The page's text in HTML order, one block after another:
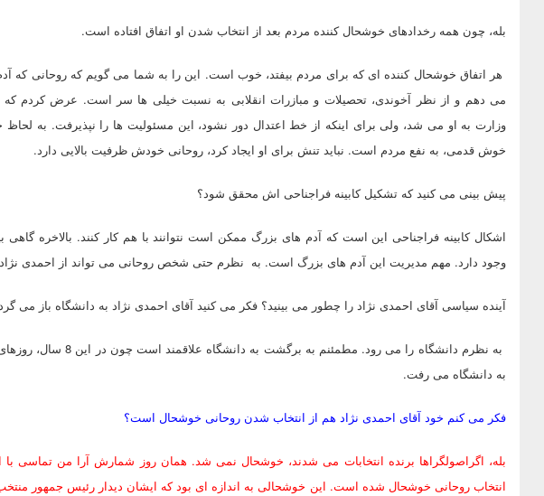
بله، چون همه رخدادهای خوشحال کننده مردم بعد از انتخاب شدن او اتفاق افتاده است.
هر اتفاق خوشحال کننده ای که برای مردم بیفتد، خوب است. این را به شما می گویم که روحانی که
می دهم و از نظر آخوندی، تحصیلات و مبازرات انقلابی به نسبت خیلی ها سر است. عرض کردم که
وزارت به او می شد، ولی برای اینکه از خط اعتدال دور نشود، این مسئولیت ها را نپذیرفت. به لحاظ
خوش قدمی، به نفع مردم است. نباید تنش برای او ایجاد کرد، روحانی خودش ظرفیت بالایی دارد.
پیش بینی می کنید که تشکیل کابینه فراجناحی اش محقق شود؟
اشکال کابینه فراجناحی این است که آدم های بزرگ ممکن است نتوانند با هم کار کنند. بالاخره
وجود دارد. مهم مدیریت این آدم های بزرگ است. به نظرم حتی شخص روحانی می تواند از احمدی نژاد
آینده سیاسی آقای احمدی نژاد را چطور می بینید؟ فکر می کنید آقای احمدی نژاد به دانشگاه باز می
به نظرم دانشگاه را می رود.
به دانشگاه می رفت.
فکر می کنم خود آقای احمدی نژاد هم از انتخاب شدن روحانی خوشحال است؟
بله، اگراصولگراها برنده انتخابات می شدند، خوشحال نمی شد. همان روز شمارش آرا من تماسی با
انتخاب روحانی خوشحال شده است. این خوشحالی به اندازه ای بود که ایشان دیدار رئیس جمهور